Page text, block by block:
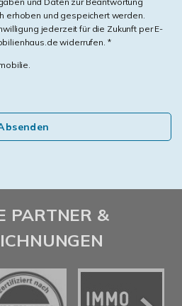
erhoben und gespeichert werden.
jederzeit für die Zukunft per E-
widerrufen. *
PARTNER &